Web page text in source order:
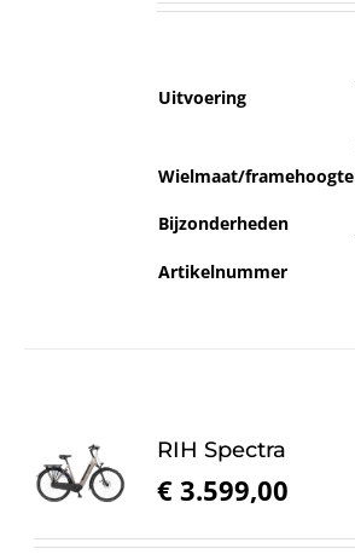
Uitvoering
Wielmaat/framehoogte
Bijzonderheden
Artikelnummer
RIH Spectra
€ 3.599,00